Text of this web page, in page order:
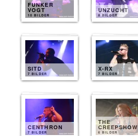
FUNKER
VOGT
10 BILDER
UNZUCHT
8 BILDER
SITD
7 BILDER
X-RX
7 BILDER
CENTHRON
7 BILDER
THE
CREEPSHOW
6 BILDER